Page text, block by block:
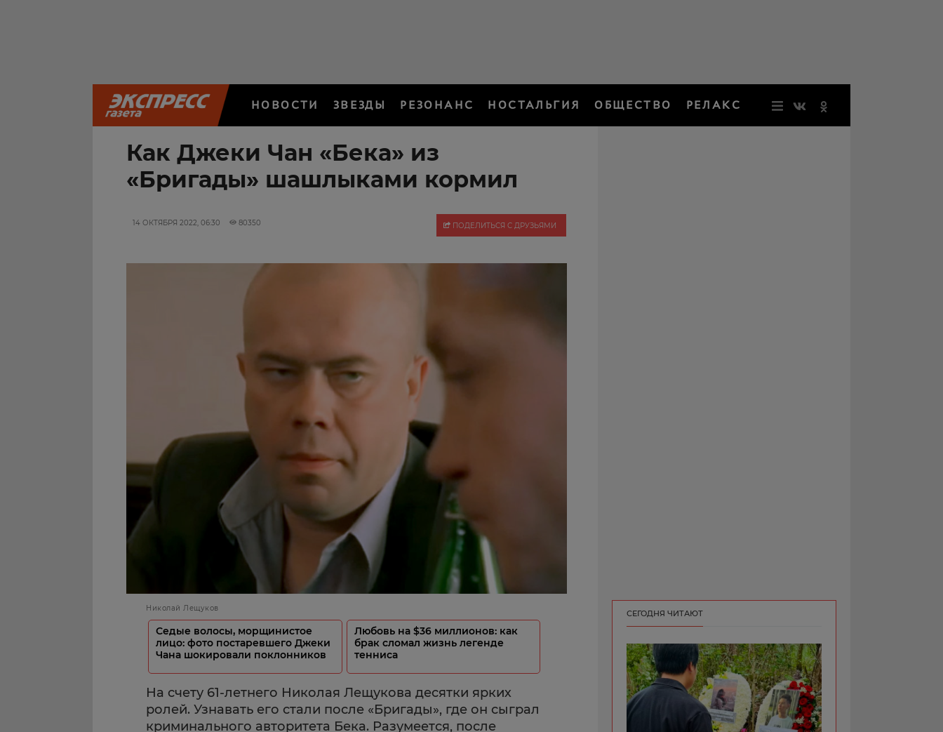
НОВОСТИ ЗВЕЗДЫ РЕЗОНАНС НОСТАЛЬГИЯ ОБЩЕСТВО РЕЛАКС
Как Джеки Чан «Бека» из
«Бригады» шашлыками кормил
14 ОКТЯБРЯ 2022, 06:30 80350 ПОДЕЛИТЬСЯ С ДРУЗЬЯМИ
Николай Лещуков
Седые волосы, морщинистое
лицо: фото постаревшего Джеки
Чана шокировали поклонников
Любовь на $36 миллионов: как
брак сломал жизнь легенде
тенниса
На счету 61-летнего Николая Лещукова десятки ярких
ролей. Узнавать его стали после «Бригады», где он сыграл
криминального авторитета Бека. Разумеется, после
СЕГОДНЯ ЧИТАЮТ